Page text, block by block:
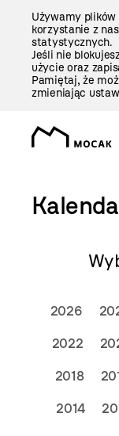
Używamy
korzystanie z
statystycznych.
Jeśli nie
użycie oraz
Pamiętaj, że
zmieniając
2026
2022
2018
2014